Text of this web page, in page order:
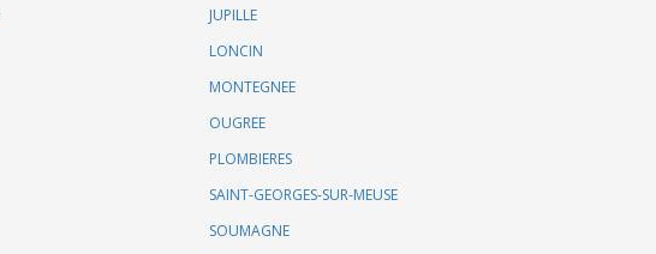
JUPILLE
LONCIN
MONTEGNEE
OUGREE
PLOMBIERES
SAINT-GEORGES-SUR-MEUSE
SOUMAGNE